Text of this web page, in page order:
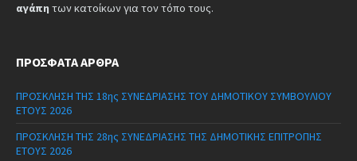
αγάπη των κατοίκων για τον τόπο τους.
ΠΡΌΣΦΑΤΑ ΆΡΘΡΑ
ΠΡΟΣΚΛΗΣΗ ΤΗΣ 18ης ΣΥΝΕΔΡΙΑΣΗΣ ΤΟΥ ΔΗΜΟΤΙΚΟΥ ΣΥΜΒΟΥΛΙΟΥ
ΕΤΟΥΣ 2026
ΠΡΟΣΚΛΗΣΗ ΤΗΣ 28ης ΣΥΝΕΔΡΙΑΣΗΣ ΤΗΣ ΔΗΜΟΤΙΚΗΣ ΕΠΙΤΡΟΠΗΣ
ΕΤΟΥΣ 2026